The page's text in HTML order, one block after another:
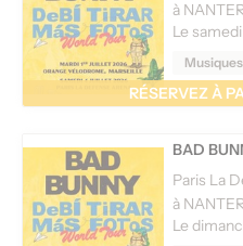
à
Le
RÉSERVEZ À
BAD
Paris La
à
Le